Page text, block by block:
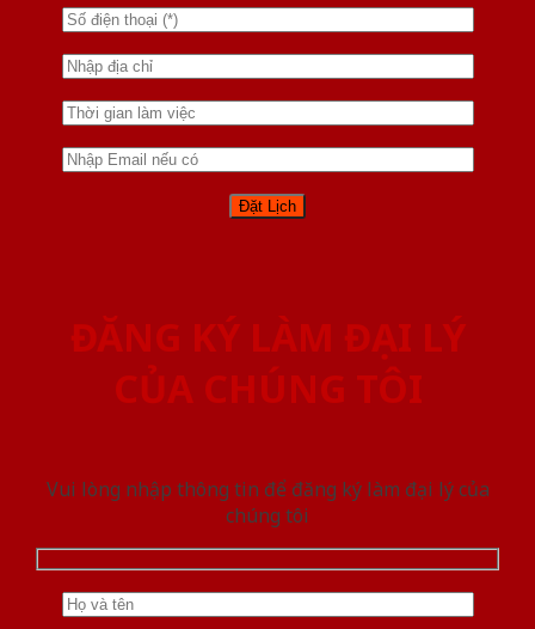
ĐĂNG KÝ LÀM ĐẠI LÝ
CỦA CHÚNG TÔI
Vui lòng nhập thông tin để đăng ký làm đại lý của
chúng tôi